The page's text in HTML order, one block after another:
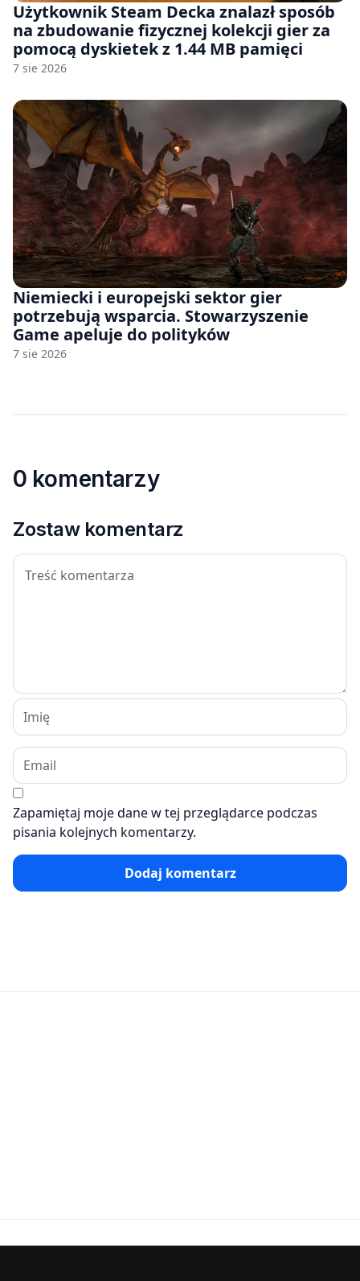
Użytkownik Steam Decka znalazł sposób
na zbudowanie fizycznej kolekcji gier za
pomocą dyskietek z 1.44 MB pamięci
7 sie 2026
Niemiecki i europejski sektor gier
potrzebują wsparcia. Stowarzyszenie
Game apeluje do polityków
7 sie 2026
0 komentarzy
Zostaw komentarz
Zapamiętaj moje dane w tej przeglądarce podczas
pisania kolejnych komentarzy.
Dodaj komentarz